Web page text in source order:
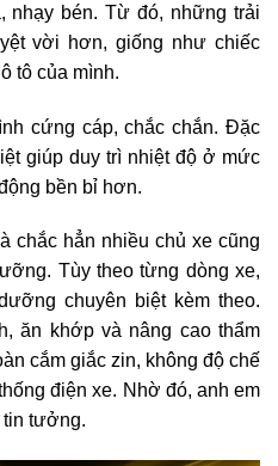
nhạy bén. Từ đó, những trải
vời hơn, giống như chiếc
tô của mình.
cứng cáp, chắc chắn. Đặc
giúp duy trì nhiệt độ ở mức
bền bỉ hơn.
chắc hẳn nhiều chủ xe cũng
Tùy theo từng dòng xe,
chuyên biệt kèm theo.
ăn khớp và nâng cao thẩm
cắm giắc zin, không độ chế
điện xe. Nhờ đó, anh em
tin tưởng.